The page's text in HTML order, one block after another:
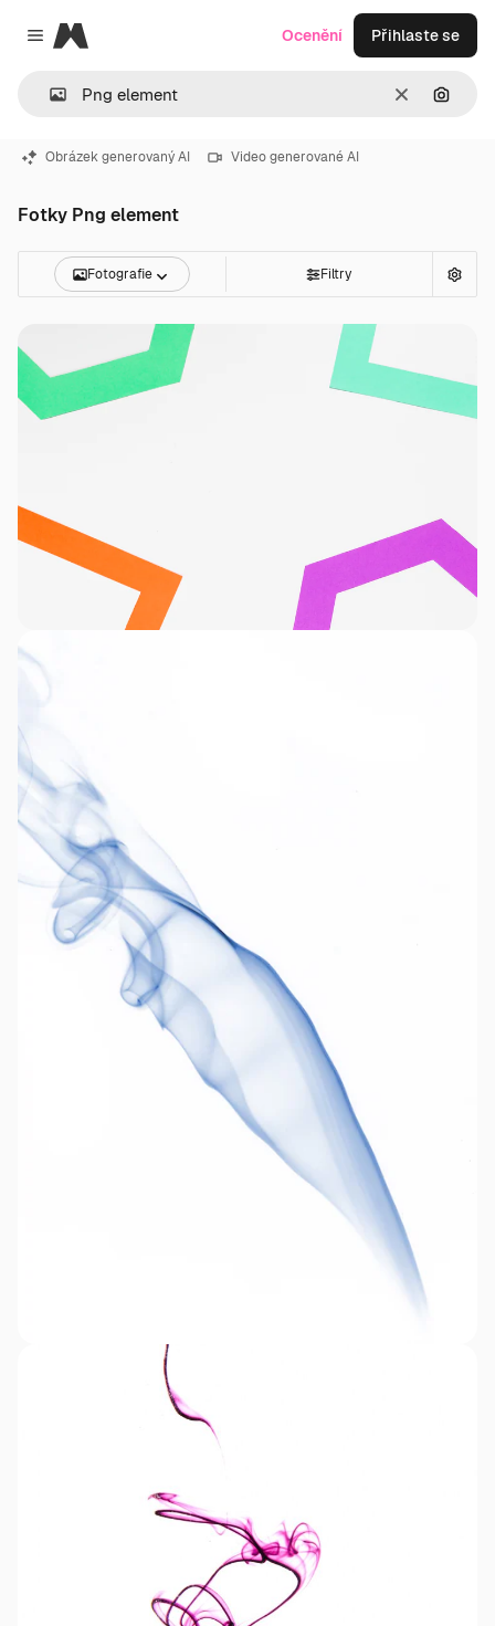
Close menu
Magnific
ZrušitHledat
Ocenění Přihlaste se
Obrázek generovaný AI Video generované AI
Fotky Png element
Fotografie Filtry